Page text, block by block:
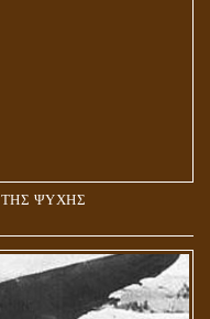
ΨΥΧΗΣ